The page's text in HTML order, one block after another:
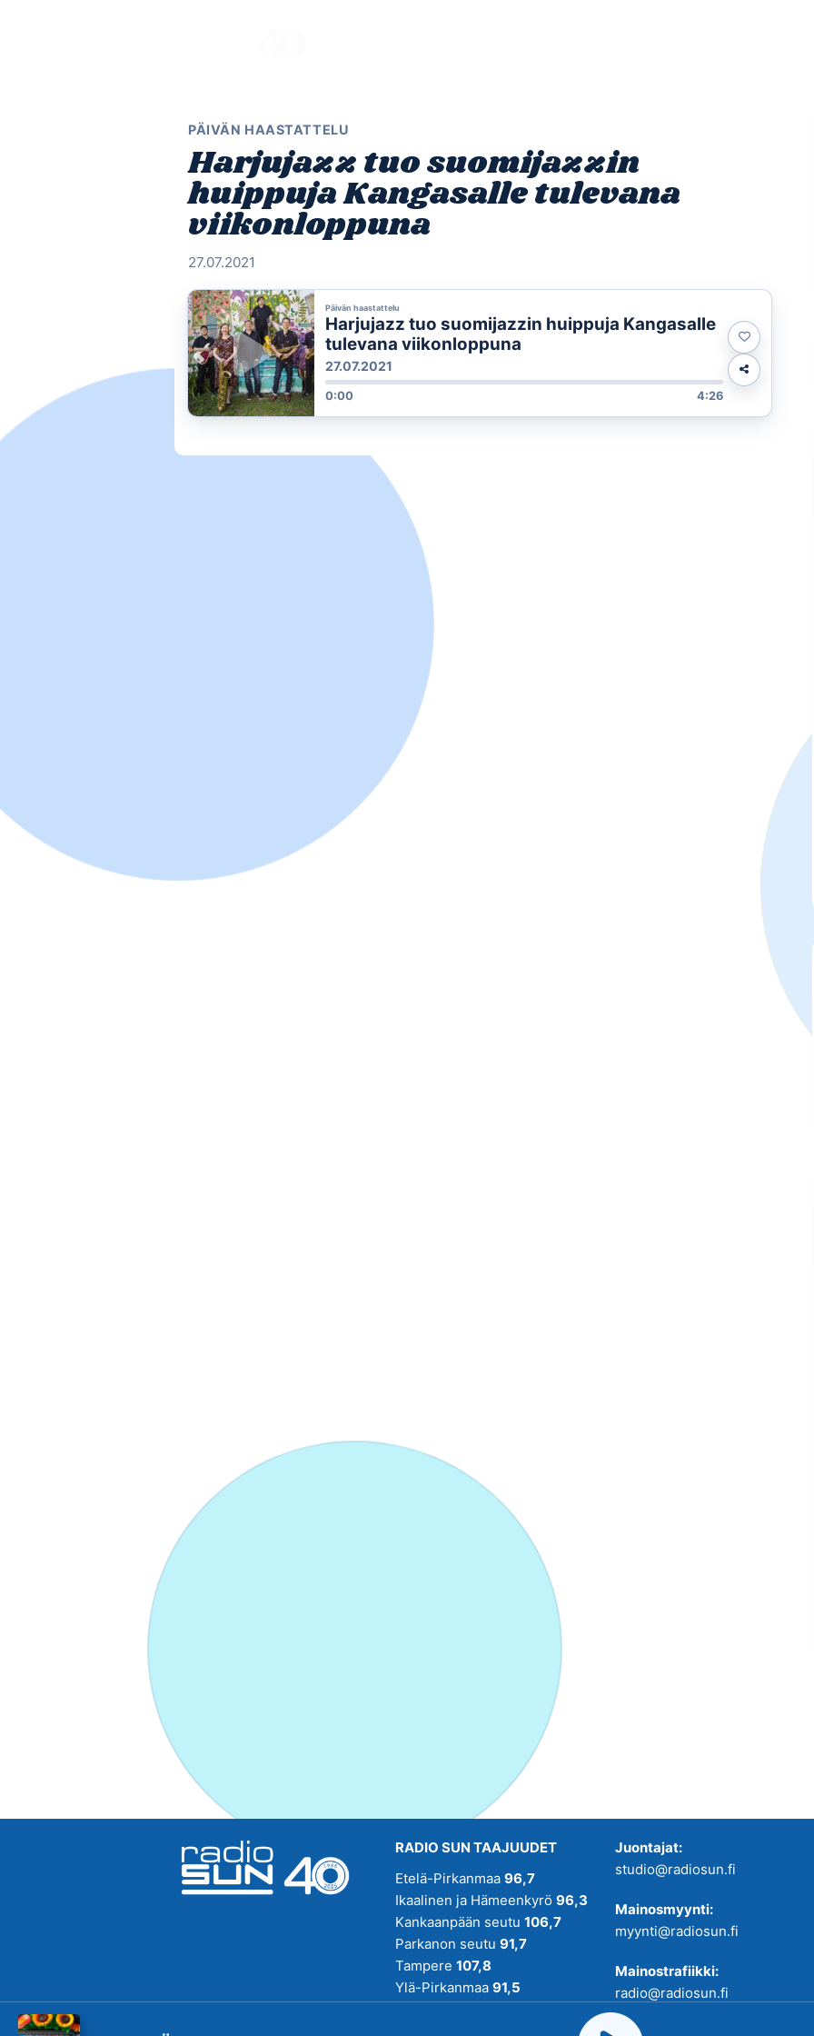
PÄIVÄN HAASTATTELU
Harjujazz tuo suomijazzin
huippuja Kangasalle tulevana
viikonloppuna
27.07.2021
Päivän haastattelu
Harjujazz tuo suomijazzin huippuja Kangasalle
tulevana viikonloppuna
27.07.2021
0:00 4:26
RADIO SUN TAAJUUDET
Etelä-Pirkanmaa 96,7
Ikaalinen ja Hämeenkyrö 96,3
Kankaanpään seutu 106,7
Parkanon seutu 91,7
Tampere 107,8
Ylä-Pirkanmaa 91,5
Pirmedioita.
Juontajat:
studio@radiosun.fi
Mainosmyynti:
myynti@radiosun.fi
Mainostrafiikki:
radio@radiosun.fi